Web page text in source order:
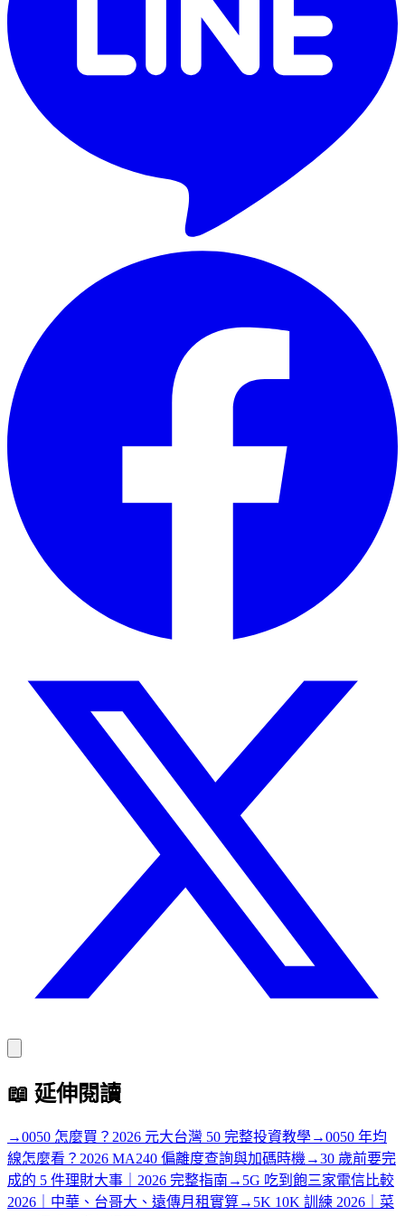
📖 延伸閱讀
→0050 怎麼買？2026 元大台灣 50 完整投資教學→0050 年均
線怎麼看？2026 MA240 偏離度查詢與加碼時機→30 歲前要完
成的 5 件理財大事｜2026 完整指南 → 5G 吃到飽三家電信比較
2026｜中華、台哥大、遠傳月租實算→ 5K 10K 訓練 2026｜菜